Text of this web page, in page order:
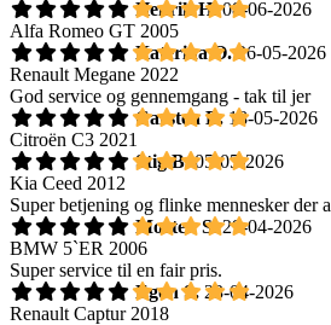
Henrik H. 08-06-2026
Alfa Romeo GT 2005
Katerina O. 26-05-2026
Renault Megane 2022
God service og gennemgang - tak til jer
Carsten B. 18-05-2026
Citroën C3 2021
Stig B. 05-05-2026
Kia Ceed 2012
Super betjening og flinke mennesker der
Morten S. 29-04-2026
BMW 5`ER 2006
Super service til en fair pris.
Egon S. 23-04-2026
Renault Captur 2018